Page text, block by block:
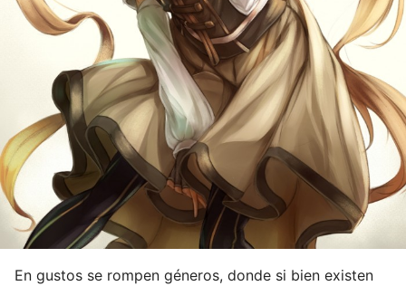
En gustos se rompen géneros, donde si bien existen